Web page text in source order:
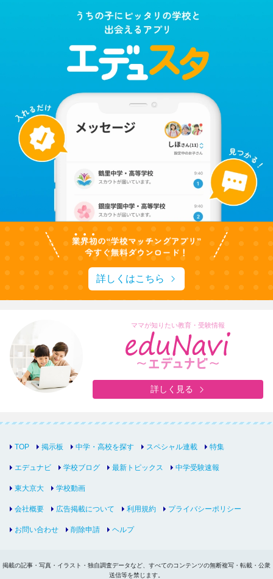
詳しくはこちら
ママが知りたい教育・受験情報
詳しく見る
TOP 掲示板 中学・高校を探す スペシャル連載 特集
エデュナビ 学校ブログ 最新トピックス 中学受験速報
東大京大 学校動画
会社概要 広告掲載について 利用規約 プライバシーポリシー
お問い合わせ 削除申請 ヘルプ
掲載の記事・写真・イラスト・独自調査データなど、すべてのコンテンツの無断複写・転載・公衆
送信等を禁じます。